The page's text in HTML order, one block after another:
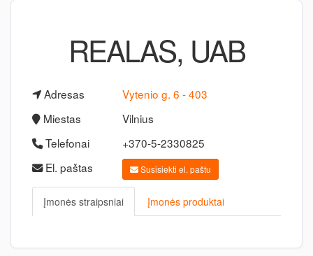
REALAS, UAB
Adresas
Vytenio g. 6 - 403
Miestas
Vilnius
Telefonai
+370-5-2330825
El. paštas
Susisiekti el. paštu
Įmonės straipsniai Įmonės produktai